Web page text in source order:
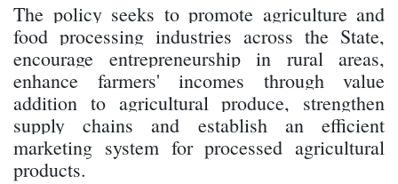
The policy seeks to promote agriculture and
food processing industries across the State,
encourage entrepreneurship in rural areas,
enhance farmers' incomes through value
addition to agricultural produce, strengthen
supply chains and establish an efficient
marketing system for processed agricultural
products.